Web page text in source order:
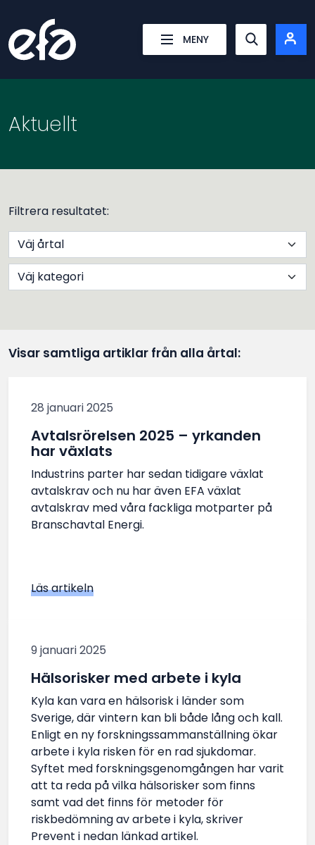
MENY
Show
Aktuellt
Filtrera resultatet:
Sök
Visar samtliga artiklar från alla årtal:
28 januari 2025
Avtalsrörelsen 2025 – yrkanden
har växlats
Industrins parter har sedan tidigare växlat
avtalskrav och nu har även EFA växlat
avtalskrav med våra fackliga motparter på
Branschavtal Energi.
Läs artikeln
9 januari 2025
Hälsorisker med arbete i kyla
Kyla kan vara en hälsorisk i länder som
Sverige, där vintern kan bli både lång och kall.
Enligt en ny forskningssammanställning ökar
arbete i kyla risken för en rad sjukdomar.
Syftet med forskningsgenomgången har varit
att ta reda på vilka hälsorisker som finns
samt vad det finns för metoder för
riskbedömning av arbete i kyla, skriver
Prevent i nedan länkad artikel.